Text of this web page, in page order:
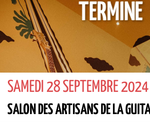
TERMINÉ
SAMEDI 28 SEPTEMBRE
SALON DES ARTISANS DE LA